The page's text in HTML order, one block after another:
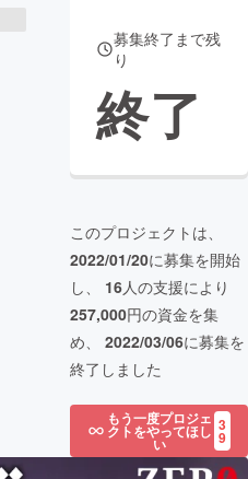
募集終了まで残
り
終了
このプロジェクトは、
2022/01/20に募集を開始
し、 16人の支援により
257,000円の資金を集
め、 2022/03/06に募集を
終了しました
もう一度プロジェ
クトをやってほし
い
3
9